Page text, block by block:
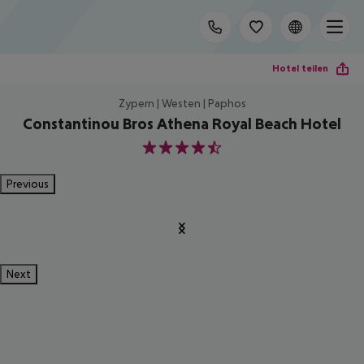
Hotel teilen
Zypern | Westen | Paphos
Constantinou Bros Athena Royal Beach Hotel
4.5
Previous
Next